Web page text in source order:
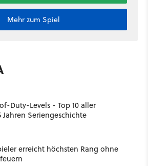
Mehr zum Spiel
Duty-Levels - Top 10 aller
Jahren Seriengeschichte
erreicht höchsten Rang ohne